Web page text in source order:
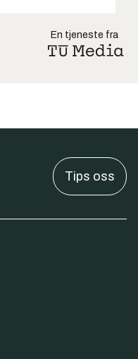
En tjeneste fra
Tips oss